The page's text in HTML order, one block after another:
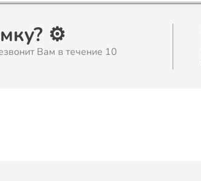
⚙️
Вам в течение 10